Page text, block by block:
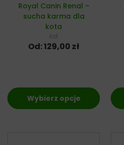
Royal Canin Renal –
sucha karma dla
kota
kot
Od:129,00 zł
Wybierz opcje